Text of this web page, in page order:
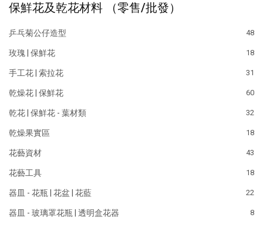
保鮮花及乾花材料 （零售/批發）
乒乓菊公仔造型 48
玫瑰 | 保鮮花 18
手工花 | 索拉花 31
乾燥花 | 保鮮花 60
乾花 | 保鮮花 - 葉材類 32
乾燥果實區 18
花藝資材 43
花藝工具 18
器皿 - 花瓶 | 花盆 | 花藍 22
器皿 - 玻璃罩花瓶 | 透明盒花器 8